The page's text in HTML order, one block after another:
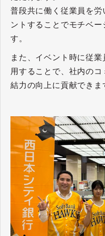
普段共に働く従業員を
ントすることでモチベ
す。
また、イベント時に従
用することで、社内の
結力の向上に貢献できま